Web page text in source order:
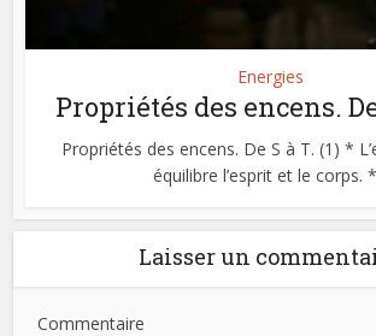
Energies
Propriétés des encens. De
Propriétés des encens. De S à T. (1) *
équilibre l’esprit et le corps.
Laisser un
Commentaire